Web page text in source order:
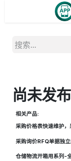
尚未发
相关产品:
采购价格表快速维护
采购询价RFQ单据独
仓储物流开箱用系列-